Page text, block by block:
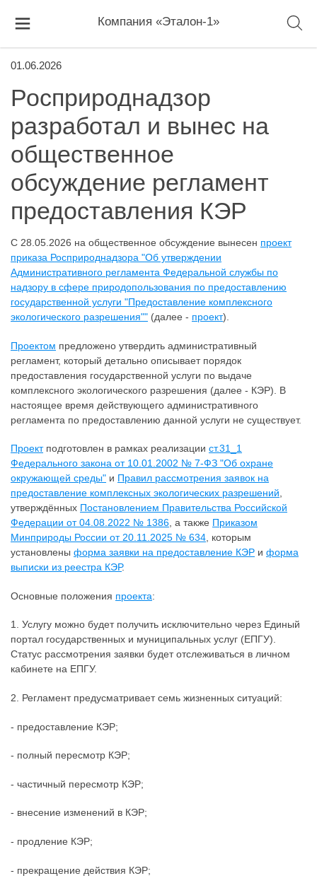
Компания «Эталон-1»
01.06.2026
Росприроднадзор
разработал и вынес на
общественное
обсуждение регламент
предоставления КЭР
С 28.05.2026 на общественное обсуждение вынесен проект
приказа Росприроднадзора "Об утверждении
Административного регламента Федеральной службы по
надзору в сфере природопользования по предоставлению
государственной услуги "Предоставление комплексного
экологического разрешения"" (далее - проект).
Проектом предложено утвердить административный
регламент, который детально описывает порядок
предоставления государственной услуги по выдаче
комплексного экологического разрешения (далее - КЭР). В
настоящее время действующего административного
регламента по предоставлению данной услуги не существует.
Проектподготовлен в рамках реализации ст.31_1
Федерального закона от 10.01.2002 № 7-ФЗ "Об охране
окружающей среды" и Правил рассмотрения заявок на
предоставление комплексных экологических разрешений
утверждённых Постановлением Правительства Российской
Федерации от 04.08.2022 № 1386 , а также Приказом
Минприроды России от 20.11.2025 № 634 , которым
установлены форма заявки на предоставление КЭР и форма
выписки из реестра КЭР.
Основные положения проекта:
1. Услугу можно будет получить исключительно через Единый
портал государственных и муниципальных услуг (ЕПГУ).
Статус рассмотрения заявки будет отслеживаться в личном
кабинете на ЕПГУ.
2. Регламент предусматривает семь жизненных ситуаций:
- предоставление КЭР;
- полный пересмотр КЭР;
- частичный пересмотр КЭР;
- внесение изменений в КЭР;
- продление КЭР;
- прекращение действия КЭР;